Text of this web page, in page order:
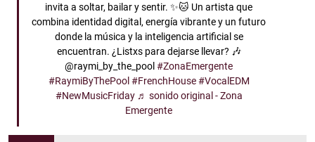
invita a soltar, bailar y sentir. ✨🐱 Un artista que
combina identidad digital, energía vibrante y un futuro
donde la música y la inteligencia artificial se
encuentran. ¿Listxs para dejarse llevar? 🎶
@raymi_by_the_pool#ZonaEmergente
#RaymiByThePool #FrenchHouse #VocalEDM
#NewMusicFriday ♬ sonido original - Zona
Emergente